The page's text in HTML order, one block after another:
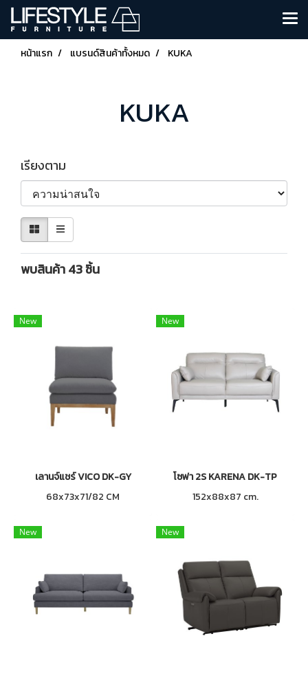
หน้าแรก แบรนด์สินค้าทั้งหมด KUKA
KUKA
เรียงตาม
พบสินค้า 43 ชิ้น
New
เลานจ์แชร์ VICO DK-GY
68x73x71/82 CM
New
โซฟา 2S KARENA DK-TP
152x88x87 cm.
New New